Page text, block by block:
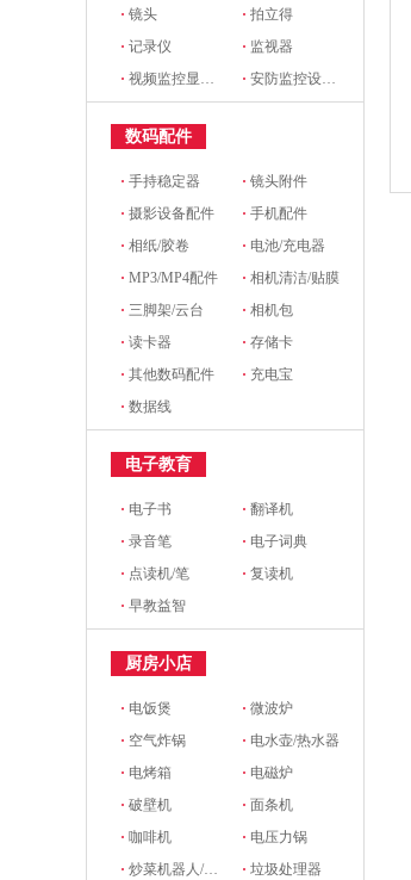
·镜头 ·拍立得
·记录仪 · 监视器
·视频监控显示设备及配件 ·安防监控设备及配件
数码配件
·手持稳定器 ·镜头附件
·摄影设备配件 ·手机配件
·相纸/胶卷 · 电池/充电器
·MP3/MP4配件 ·相机清洁/贴膜
·三脚架/云台 ·相机包
·读卡器 ·存储卡
·其他数码配件 · 充电宝
·数据线
电子教育
· 电子书 ·翻译机
·录音笔 · 电子词典
· 点读机/笔 ·复读机
·早教益智
厨房小店
· 电饭煲 ·微波炉
· 空气炸锅 · 电水壶/热水器
· 电烤箱 · 电磁炉
·破壁机 ·面条机
·咖啡机 · 电压力锅
·炒菜机器人/料理机 ·垃圾处理器